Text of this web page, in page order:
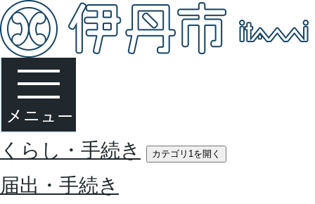
くらし・手続き カテゴリ1を開く
届出・手続き